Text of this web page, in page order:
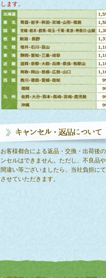
します。
お客様都合による返品・交換・出荷後
ンセルはできません。ただし、不良品
間違い等ございましたら、当社負担に
させていただきます。